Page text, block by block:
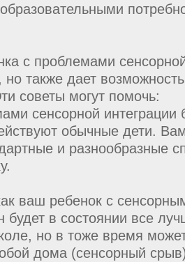
с проблемами
также дает
советы могут помочь:
сенсорной интеграции
обычные дети.
и разнообразные
ваш ребенок с
будет в состоянии все
но в тоже время
дома (сенсорный